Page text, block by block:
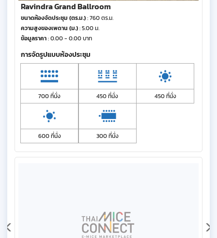
Ravindra Grand Ballroom
ขนาดห้องจัดประชุม (ตร.ม.): 760 ตร.ม.
ความสูงของเพดาน (ม.): 5.00 ม.
ข้อมูลราคา: 0.00 - 0.00 บาท
การจัดรูปแบบห้องประชุม
700 ที่นั่ง 450 ที่นั่ง 450 ที่นั่ง
600 ที่นั่ง 300 ที่นั่ง